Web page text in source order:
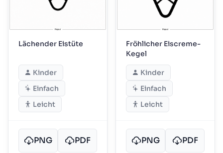
Lächender Eistüte
Kinder
Einfach
Leicht
PNG PDF
Fröhlicher Eiscreme-
Kegel
Kinder
Einfach
Leicht
PNG PDF